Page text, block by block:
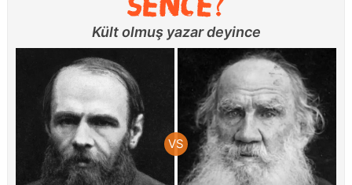
Kült olmuş yazar deyince